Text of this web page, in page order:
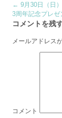
← 9月30日（日
3周年記念プレゼ
コメントを残
メールアドレス
コメント